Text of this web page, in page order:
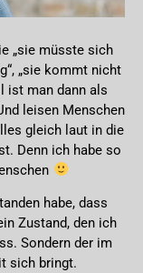
„sie müsste sich
„sie kommt nicht
ist man dann als
leisen Menschen
gleich laut in die
Denn ich habe so
habe, dass
Zustand, den ich
Sondern der im
sich bringt.